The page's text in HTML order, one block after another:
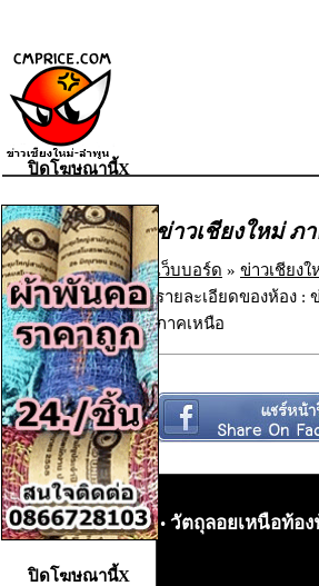
ข่าวเชียงใหม่ ภ
เว็บบอร์ด » ข่าวเชียง
รายละเอียดของห้อง :
ภาคเหนือ
• วัตถุลอยเหนือท้อ
ปิดโฆษณานี้X
ปิดโฆษณานี้X